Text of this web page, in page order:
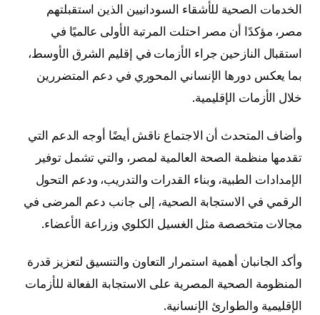
الخدمات الصحية للأشقاء السودانيين الذين استقبلتهم
مصر، مؤكدًا أن مصر احتلت المرتبة الأولى عالميًا في
استقبال النازحين جراء الأزمات في إقليم الشرق الأوسط،
بما يعكس دورها الإنساني المحوري في دعم المتضررين
خلال الأزمات الإقليمية.
وأضاف المتحدث أن الاجتماع ناقش أيضًا أوجه الدعم التي
تقدمها منظمة الصحة العالمية لمصر، والتي تشمل توفير
الإمدادات الطبية، وبناء القدرات والتدريب، ودعم التحول
الرقمي في الاستجابة الصحية، إلى جانب دعم المرضى في
مجالات متخصصة مثل الغسيل الكلوي وزراعة الأعضاء.
وأكد الجانبان أهمية استمرار التعاون والتنسيق لتعزيز قدرة
المنظومة الصحية المصرية على الاستجابة الفعالة للأزمات
الإقليمية والطوارئ الإنسانية.